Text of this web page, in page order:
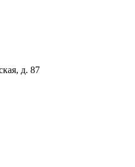
д. 87